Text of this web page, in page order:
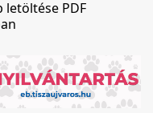
PDF